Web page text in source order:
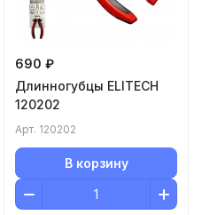
690 ₽
Длинногубцы ELITECH
120202
Арт. 120202
В корзину